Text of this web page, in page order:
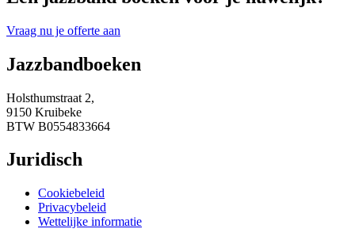
Vraag nu je offerte aan
Jazzbandboeken
Holsthumstraat 2,
9150 Kruibeke
BTW B0554833664
Juridisch
Cookiebeleid
Privacybeleid
Wettelijke informatie